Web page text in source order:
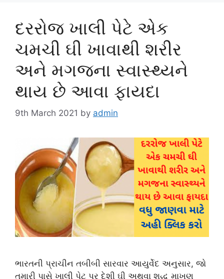
દરરોજ ખાલી પેટે એક
ચમચી ઘી ખાવાથી શરીર
અને મગજના સ્વાસ્થ્યને
થાય છે આવા ફાયદા
9th March 2021 by admin
ભારતની પ્રાચીન તબીબી સારવાર આયુર્વેદ અનુસાર, જો
તમારી પાસે ખાલી પેટ પર દેશી ઘી અથવા શુદ્ધ માખણ